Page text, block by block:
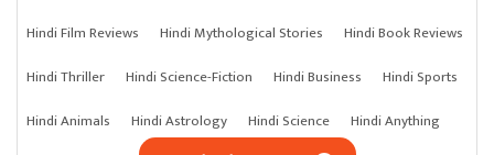
Hindi Film Reviews
Hindi Mythological Stories
Hindi Book Reviews
Hindi Thriller
Hindi Science-Fiction Hindi Business
Hindi Sports
Hindi Animals
Hindi Astrology Hindi Science
Hindi Anything